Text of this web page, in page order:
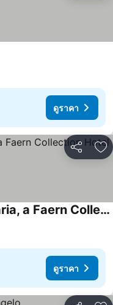
ดูราคา
แชร์ เ
Hotel Schweizerhof Sils Maria, a Faern Collection Hotel
ดูราคา